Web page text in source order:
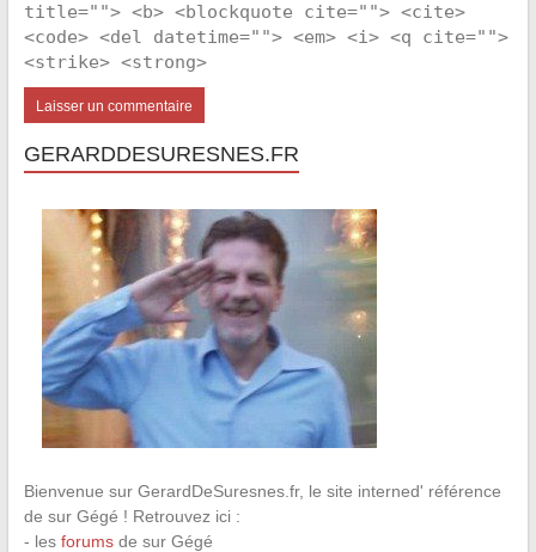
title=""> <b> <blockquote cite=""> <cite>
<code> <del datetime=""> <em> <i> <q cite="">
<strike> <strong>
GERARDDESURESNES.FR
Bienvenue sur GerardDeSuresnes.fr, le site interned' référence
de sur Gégé ! Retrouvez ici :
- les forumsde sur Gégé